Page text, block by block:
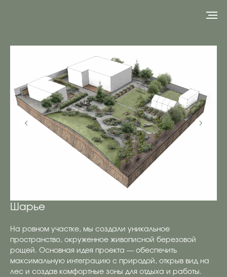
Шарье
На ровном участке, мы создали уникальное
пространство, окруженное живописной березовой
рощей. Основная идея проекта — обеспечить
максимальную интеграцию с природой, открыв вид на
лес и создав комфортные зоны для отдыха и работы.